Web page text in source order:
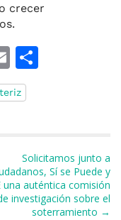
crecer
E
m
ai
ar
ti
r
Solicitamos junto a
Sí se Puede y
una auténtica comisión
investigación sobre el
soterramiento →